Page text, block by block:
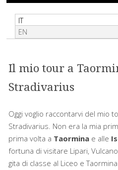
IT
EN
Il mio tour a
Stradivarius
Oggi voglio raccontarvi del mio
Stradivarius. Non era la mia
prima volta a Taormina e alle
fortuna di visitare Lipari,
gita di classe al Liceo e